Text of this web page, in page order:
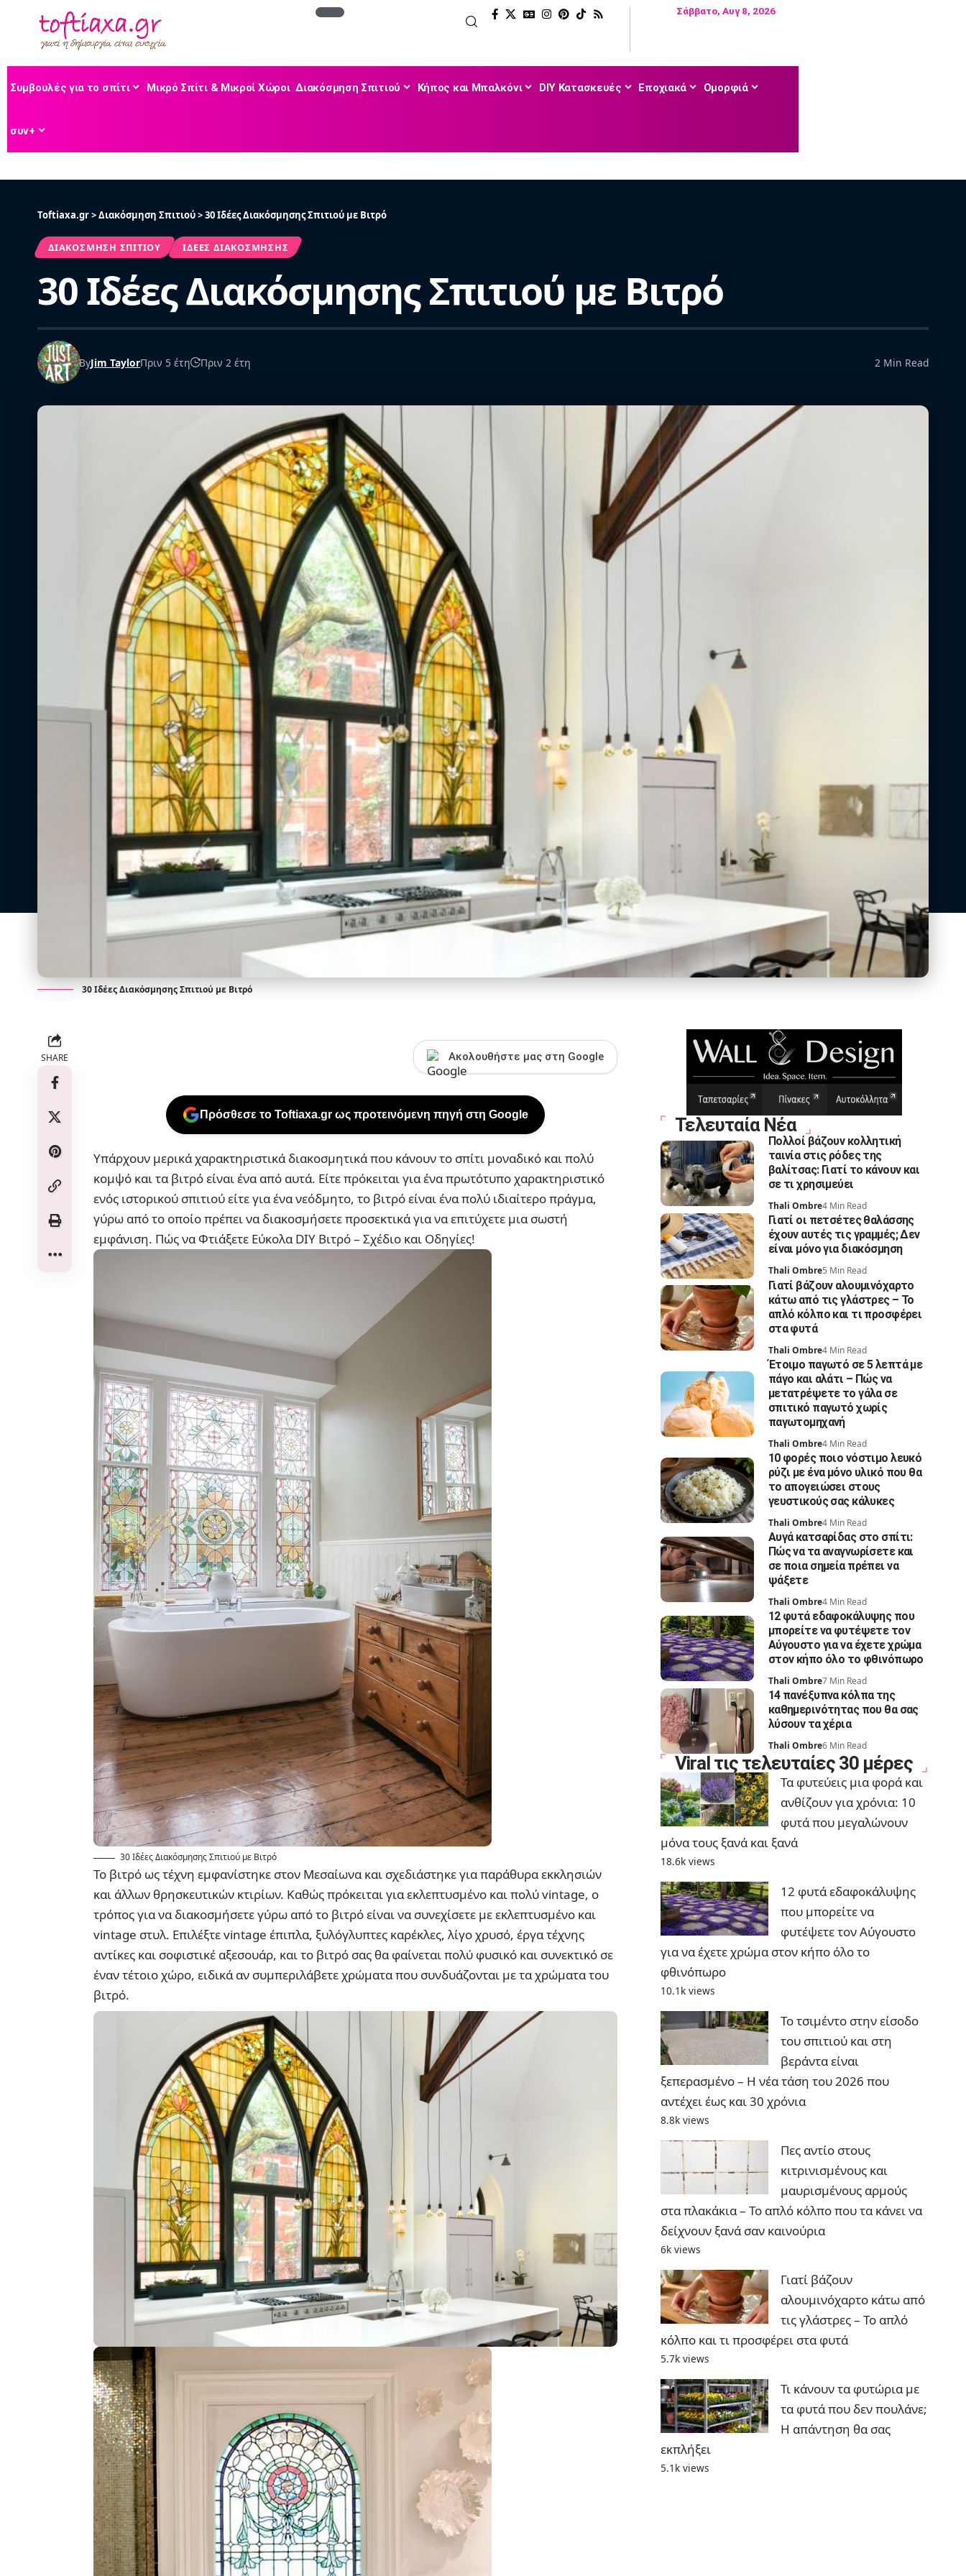
Σάββατο, Αυγ 8, 2026
Συμβουλές για το σπίτι Μικρό Σπίτι & Μικροί Χώροι Διακόσμηση Σπιτιού Κήπος και Μπαλκόνι DIY Κατασκευές Εποχιακά Ομορφιά
συν+
Toftiaxa.gr>Διακόσμηση Σπιτιού>30 Ιδέες Διακόσμησης Σπιτιού με Βιτρό
ΔΙΑΚΌΣΜΗΣΗ ΣΠΙΤΙΟΎ ΙΔΈΕΣ ΔΙΑΚΌΣΜΗΣΗΣ
30 Ιδέες Διακόσμησης Σπιτιού με Βιτρό
ByJim TaylorΠριν 5 έτη Πριν 2 έτη 2 Min Read
30 Ιδέες Διακόσμησης Σπιτιού με Βιτρό
SHARE Ακολουθήστε μας στη Google
Πρόσθεσε το Toftiaxa.gr ως προτεινόμενη πηγή στη Google
Υπάρχουν μερικά χαρακτηριστικά διακοσμητικά που κάνουν το σπίτι μοναδικό και πολύ
κομψό και τα βιτρό είναι ένα από αυτά. Είτε πρόκειται για ένα πρωτότυπο χαρακτηριστικό
ενός ιστορικού σπιτιού είτε για ένα νεόδμητο, το βιτρό είναι ένα πολύ ιδιαίτερο πράγμα,
γύρω από το οποίο πρέπει να διακοσμήσετε προσεκτικά για να επιτύχετε μια σωστή
εμφάνιση. Πώς να Φτιάξετε Εύκολα DIY Βιτρό – Σχέδιο και Οδηγίες!
30 Ιδέες Διακόσμησης Σπιτιού με Βιτρό
Το βιτρό ως τέχνη εμφανίστηκε στον Μεσαίωνα και σχεδιάστηκε για παράθυρα εκκλησιών
και άλλων θρησκευτικών κτιρίων. Καθώς πρόκειται για εκλεπτυσμένο και πολύ vintage, ο
τρόπος για να διακοσμήσετε γύρω από το βιτρό είναι να συνεχίσετε με εκλεπτυσμένο και
vintage στυλ. Επιλέξτε vintage έπιπλα, ξυλόγλυπτες καρέκλες, λίγο χρυσό, έργα τέχνης
αντίκες και σοφιστικέ αξεσουάρ, και το βιτρό σας θα φαίνεται πολύ φυσικό και συνεκτικό σε
έναν τέτοιο χώρο, ειδικά αν συμπεριλάβετε χρώματα που συνδυάζονται με τα χρώματα του
βιτρό.
Τελευταία Νέα
Πολλοί βάζουν κολλητική
ταινία στις ρόδες της
βαλίτσας: Γιατί το κάνουν και
σε τι χρησιμεύει
Thali Ombre4 Min Read
Γιατί οι πετσέτες θαλάσσης
έχουν αυτές τις γραμμές; Δεν
είναι μόνο για διακόσμηση
Thali Ombre5 Min Read
Γιατί βάζουν αλουμινόχαρτο
κάτω από τις γλάστρες – Το
απλό κόλπο και τι προσφέρει
στα φυτά
Thali Ombre4 Min Read
Έτοιμο παγωτό σε 5 λεπτά με
πάγο και αλάτι – Πώς να
μετατρέψετε το γάλα σε
σπιτικό παγωτό χωρίς
παγωτομηχανή
Thali Ombre4 Min Read
10 φορές ποιο νόστιμο λευκό
ρύζι με ένα μόνο υλικό που θα
το απογειώσει στους
γευστικούς σας κάλυκες
Thali Ombre4 Min Read
Αυγά κατσαρίδας στο σπίτι:
Πώς να τα αναγνωρίσετε και
σε ποια σημεία πρέπει να
ψάξετε
Thali Ombre4 Min Read
12 φυτά εδαφοκάλυψης που
μπορείτε να φυτέψετε τον
Αύγουστο για να έχετε χρώμα
στον κήπο όλο το φθινόπωρο
Thali Ombre7 Min Read
14 πανέξυπνα κόλπα της
καθημερινότητας που θα σας
λύσουν τα χέρια
Thali Ombre6 Min Read
Viral τις τελευταίες 30 μέρες
Τα φυτεύεις μια φορά και
ανθίζουν για χρόνια: 10
φυτά που μεγαλώνουν
μόνα τους ξανά και ξανά
18.6k views
12 φυτά εδαφοκάλυψης
που μπορείτε να
φυτέψετε τον Αύγουστο
για να έχετε χρώμα στον κήπο όλο το
φθινόπωρο
10.1k views
Το τσιμέντο στην είσοδο
του σπιτιού και στη
βεράντα είναι
ξεπερασμένο – Η νέα τάση του 2026 που
αντέχει έως και 30 χρόνια
8.8k views
Πες αντίο στους
κιτρινισμένους και
μαυρισμένους αρμούς
στα πλακάκια – Το απλό κόλπο που τα κάνει να
δείχνουν ξανά σαν καινούρια
6k views
Γιατί βάζουν
αλουμινόχαρτο κάτω από
τις γλάστρες – Το απλό
κόλπο και τι προσφέρει στα φυτά
5.7k views
Τι κάνουν τα φυτώρια με
τα φυτά που δεν πουλάνε;
Η απάντηση θα σας
εκπλήξει
5.1k views